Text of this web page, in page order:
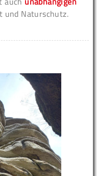
Naturschutz.